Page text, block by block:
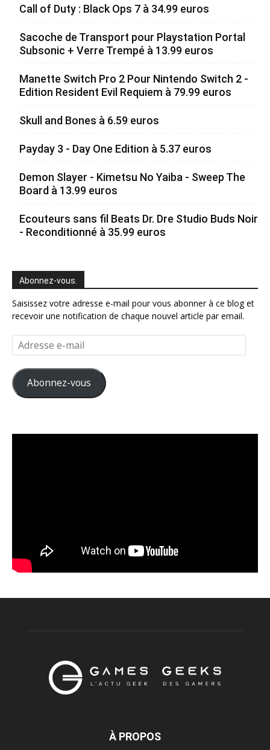
Call of Duty : Black Ops 7 à 34.99 euros
Sacoche de Transport pour Playstation Portal
Subsonic + Verre Trempé à 13.99 euros
Manette Switch Pro 2 Pour Nintendo Switch 2 -
Edition Resident Evil Requiem à 79.99 euros
Skull and Bones à 6.59 euros
Payday 3 - Day One Edition à 5.37 euros
Demon Slayer - Kimetsu No Yaiba - Sweep The
Board à 13.99 euros
Ecouteurs sans fil Beats Dr. Dre Studio Buds Noir
- Reconditionné à 35.99 euros
Abonnez-vous.
Saisissez votre adresse e-mail pour vous abonner à ce blog et
recevoir une notification de chaque nouvel article par email.
Adresse
e-
mail
Abonnez-vous
À PROPOS